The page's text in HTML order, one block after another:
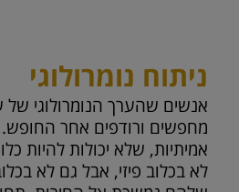
ניתוח נומרולוגי
מחפשים ורודפים אחר
אמיתיות, שלא יכולות להיות
לא בכלוב פיזי, אבל גם לא